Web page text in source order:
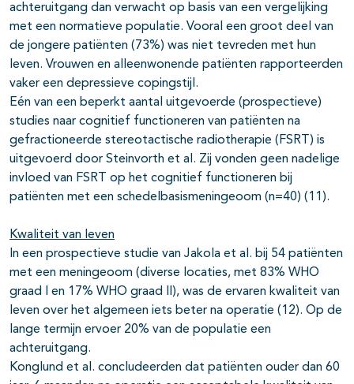
achteruitgang dan verwacht op basis van een vergelijking
met een normatieve populatie. Vooral een groot deel van
de jongere patiënten (73%) was niet tevreden met hun
leven. Vrouwen en alleenwonende patiënten rapporteerden
vaker een depressieve copingstijl.
Eén van een beperkt aantal uitgevoerde (prospectieve)
studies naar cognitief functioneren van patiënten na
gefractioneerde stereotactische radiotherapie (FSRT) is
uitgevoerd door Steinvorth et al. Zij vonden geen nadelige
invloed van FSRT op het cognitief functioneren bij
patiënten met een schedelbasismeningeoom (n=40) (11).
Kwaliteit van leven
In een prospectieve studie van Jakola et al. bij 54 patiënten
met een meningeoom (diverse locaties, met 83% WHO
graad I en 17% WHO graad II), was de ervaren kwaliteit van
leven over het algemeen iets beter na operatie (12). Op de
lange termijn ervoer 20% van de populatie een
achteruitgang.
Konglund et al. concludeerden dat patiënten ouder dan 60